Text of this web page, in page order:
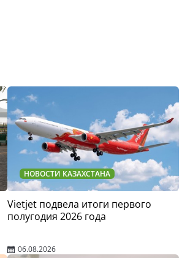
НОВОСТИ КАЗАХСТАНА
Vietjet подвела итоги первого
полугодия 2026 года
06.08.2026